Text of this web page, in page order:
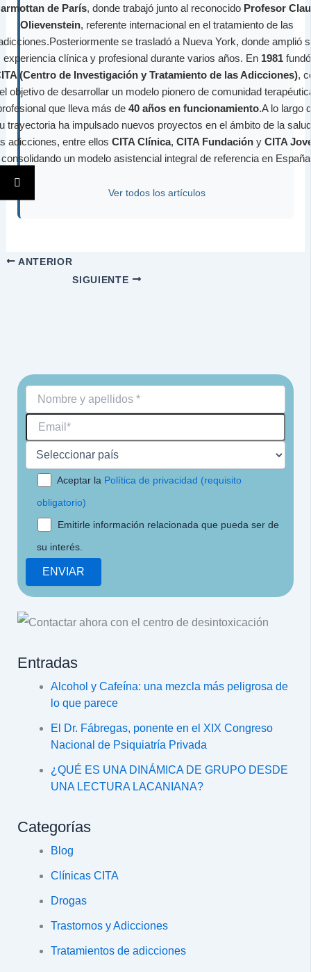
de París, donde trabajó junto al reconocido Profesor
Olievenstein, referente internacional en el tratamiento de las
se trasladó a Nueva York, donde amplió
experiencia clínica y profesional durante varios años. En 1981fundó
(Centro de Investigación y Tratamiento de las Adicciones),
el objetivo de desarrollar un modelo pionero de comunidad
que lleva más de 40 años en funcionamiento.A lo largo
trayectoria ha impulsado nuevos proyectos en el ámbito de la
adicciones, entre ellos CITA Clínica, CITA Fundación y CITA
consolidando un modelo asistencial integral de referencia en
Ver todos los artículos
ANTERIOR
SIGUIENTE
Aceptar la Política de privacidad (requisito
obligatorio)
Emitirle información relacionada que pueda ser de
su interés.
Entradas
Alcohol y Cafeína: una mezcla más peligrosa de
lo que parece
El Dr. Fábregas, ponente en el XIX Congreso
Nacional de Psiquiatría Privada
¿QUÉ ES UNA DINÁMICA DE GRUPO DESDE
UNA LECTURA LACANIANA?
Categorías
Blog
Clínicas CITA
Drogas
Trastornos y Adicciones
Tratamientos de adicciones